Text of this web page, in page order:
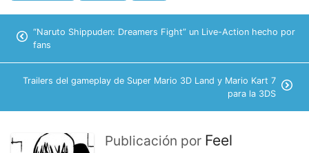
“Naruto Shippuden: Dreamers Fight” un Live-Action hecho por
fans
Trailers del gameplay de Super Mario 3D Land y Mario Kart 7
para la 3DS
Publicación por Feel